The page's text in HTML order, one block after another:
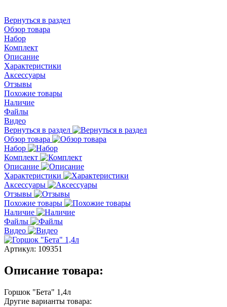
Вернуться в раздел
Обзор товара
Набор
Комплект
Описание
Характеристики
Аксессуары
Отзывы
Похожие товары
Наличие
Файлы
Видео
Вернуться в раздел
Обзор товара
Набор
Комплект
Описание
Характеристики
Аксессуары
Отзывы
Похожие товары
Наличие
Файлы
Видео
Артикул: 109351
Описание товара:
Горшок "Бета" 1,4л
Другие варианты товара: